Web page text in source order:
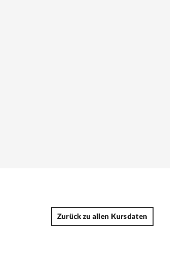
Zurück zu allen Kursdaten